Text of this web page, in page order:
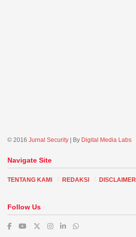
© 2016 Jurnal Security | By Digital Media Labs
Navigate Site
TENTANG KAMI REDAKSI DISCLAIMER
Follow Us